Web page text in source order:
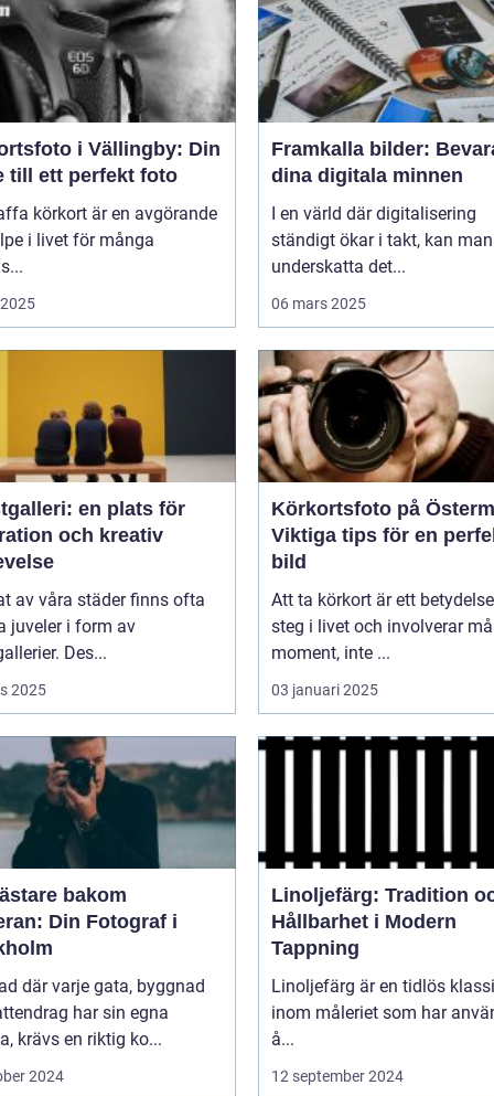
i Vällingby: Din
till ett perfekt foto
körkort är en avgörande
i livet för många
Framkalla bilder:
dina digitala minnen
I en värld där digitalisering
ständigt ökar i takt, kan
underskatta det...
06 mars 2025
en plats för
och kreativ
av våra städer finns ofta
juveler i form av
Des...
2025
Körkortsfoto på
Viktiga tips för en
bild
Att ta körkort är ett
steg i livet och involverar
moment, inte ...
03 januari 2025
bakom
Din Fotograf i
där varje gata, byggnad
har sin egna
krävs en riktig ko...
2024
Linoljefärg: Tradition
Hållbarhet i Modern
Tappning
Linoljefärg är en tidlös
inom måleriet som har
å...
12 september 2024